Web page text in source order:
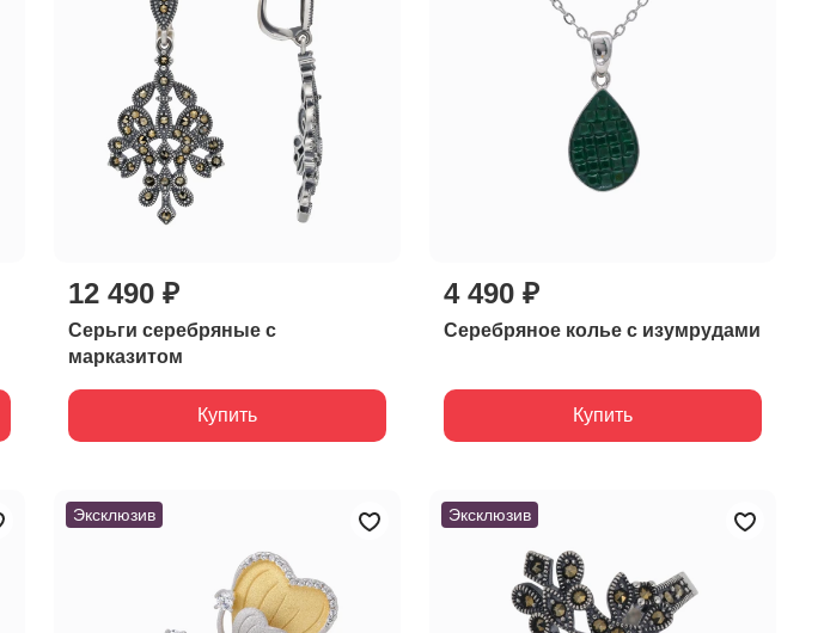
12 490 ₽
Серьги серебряные с
марказитом
Купить
4 490 ₽
Серебряное колье с изумрудами
Купить
Эксклюзив Эксклюзив